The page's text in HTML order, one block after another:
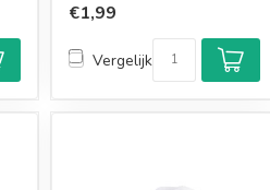
€1,99
Vergelijk